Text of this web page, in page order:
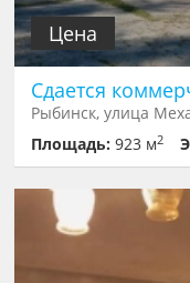
Цена
Сдается
Рыбинск, улица
Площадь:923 м2